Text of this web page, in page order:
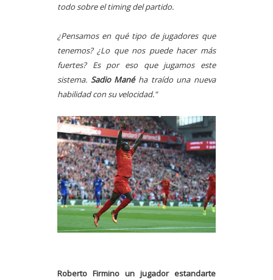
todo sobre el timing del partido.
¿Pensamos en qué tipo de jugadores que
tenemos? ¿Lo que nos puede hacer más
fuertes? Es por eso que jugamos este
sistema. Sadio Manéha traído una nueva
habilidad con su velocidad."
Roberto Firmino un jugador estandarte